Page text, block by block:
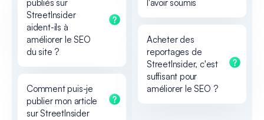
publiés sur
StreetInsider
aident-ils à
améliorer le SEO
du site ?
Comment puis-je
publier mon article
sur StreetInsider
l'avoir soumis
Acheter des
reportages de
StreetInsider, c'est
suffisant pour
améliorer le SEO ?